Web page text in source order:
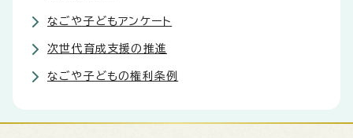
なごや子どもアンケート
次世代育成支援の推進
なごや子どもの権利条例